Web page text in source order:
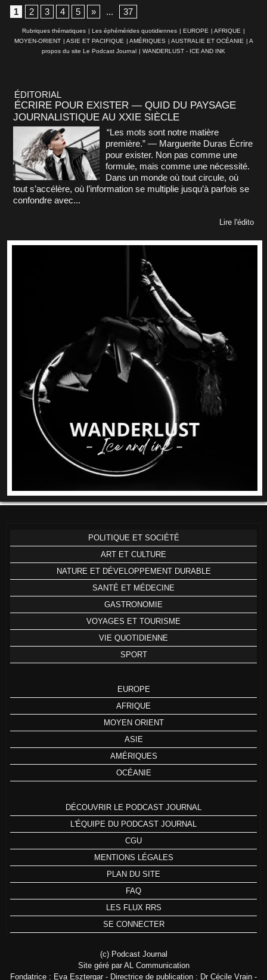
1
2 3 4 5 » ... 37
Rubriques thématiques | Les éphémérides quotidiennes | EUROPE | AFRIQUE |
MOYEN-ORIENT | ASIE ET PACIFIQUE | AMÉRIQUES | AUSTRALIE ET OCÉANIE | A
propos du site Le Podcast Journal | WANDERLUST - ICE AND INK
ÉDITORIAL
ÉCRIRE POUR EXISTER — QUID DU PAYSAGE
JOURNALISTIQUE AU XXIE SIÈCLE
“Les mots sont notre matière
première.” — Marguerite Duras Écrire
pour exister. Non pas comme une
formule, mais comme une nécessité.
Dans un monde où tout circule, où
tout s’accélère, où l’information se multiplie jusqu’à parfois se
confondre avec...
Lire l'édito
POLITIQUE ET SOCIÉTÉ
ART ET CULTURE
NATURE ET DÉVELOPPEMENT DURABLE
SANTÉ ET MÉDECINE
GASTRONOMIE
VOYAGES ET TOURISME
VIE QUOTIDIENNE
SPORT
EUROPE
AFRIQUE
MOYEN ORIENT
ASIE
AMÉRIQUES
OCÉANIE
DÉCOUVRIR LE PODCAST JOURNAL
L'ÉQUIPE DU PODCAST JOURNAL
CGU
MENTIONS LÉGALES
PLAN DU SITE
FAQ
LES FLUX RRS
SE CONNECTER
(c) Podcast Journal
Site géré par AL Communication
Fondatrice : Eva Esztergar - Directrice de publication : Dr Cécile Vrain -